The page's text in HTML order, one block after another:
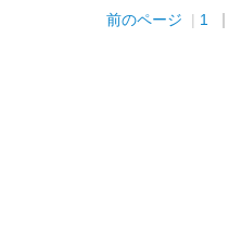
前のページ 1